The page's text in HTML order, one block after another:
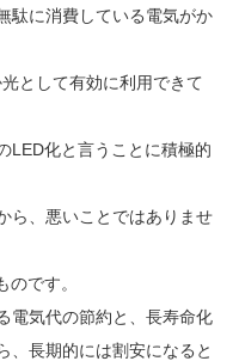
駄に消費している電気がか
として有効に利用できて
LED化と言うことに積極的
ら、悪いことではありませ
です。
電気代の節約と、長寿命化
、長期的には割安になると